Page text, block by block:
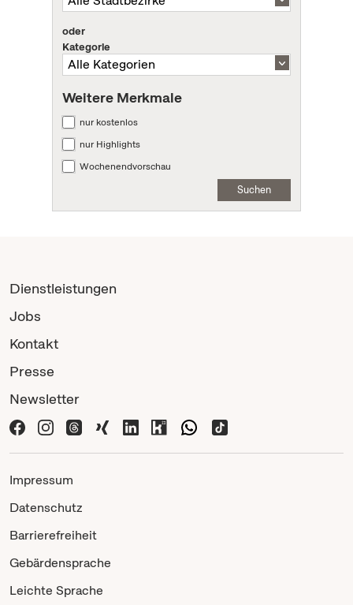
oder
Kategorie
Weitere Merkmale
nur kostenlos
nur Highlights
Wochenendvorschau
Suchen
Dienstleistungen
Jobs
Kontakt
Presse
Newsletter
Impressum
Datenschutz
Barrierefreiheit
Gebärdensprache
Leichte Sprache